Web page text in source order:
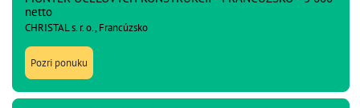
netto
CHRISTAL s. r. o., Francúzsko
Pozri ponuku